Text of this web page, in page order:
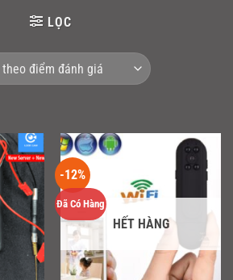
LỌC
-12%
Đã Có Hàng
HẾT HÀNG